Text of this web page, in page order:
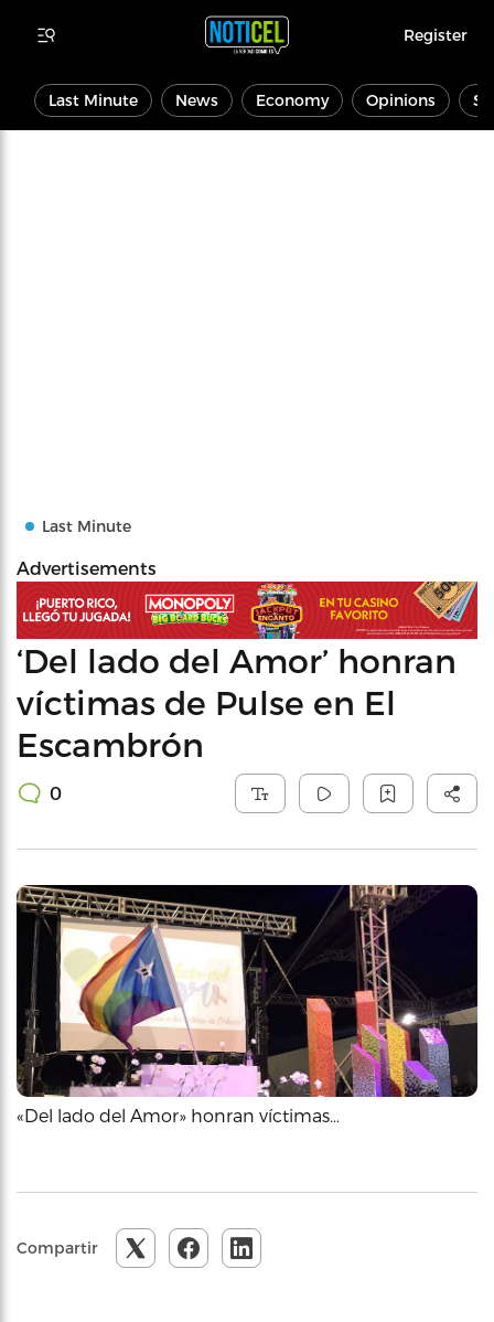
Register
Last Minute News Economy Opinions
Last Minute
Advertisements
‘Del lado del Amor’ honran
víctimas de Pulse en El
Escambrón
0
«Del lado del Amor» honran víctimas…
Compartir